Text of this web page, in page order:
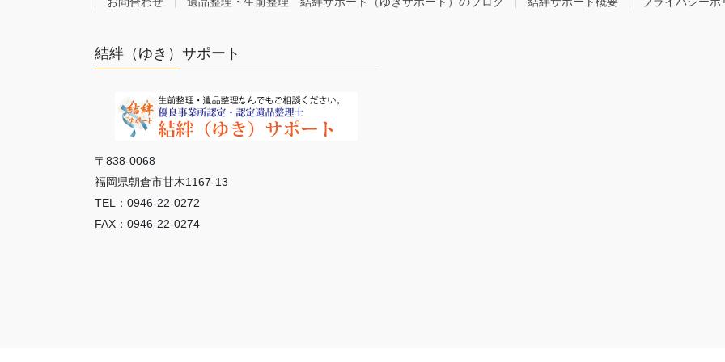
結絆（ゆき）サポート
〒838-0068
福岡県朝倉市甘木1167-13
TEL：0946-22-0272
FAX：0946-22-0274